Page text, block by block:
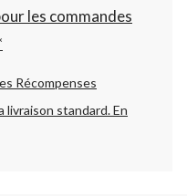
les commandes
Récompenses
livraison standard.En